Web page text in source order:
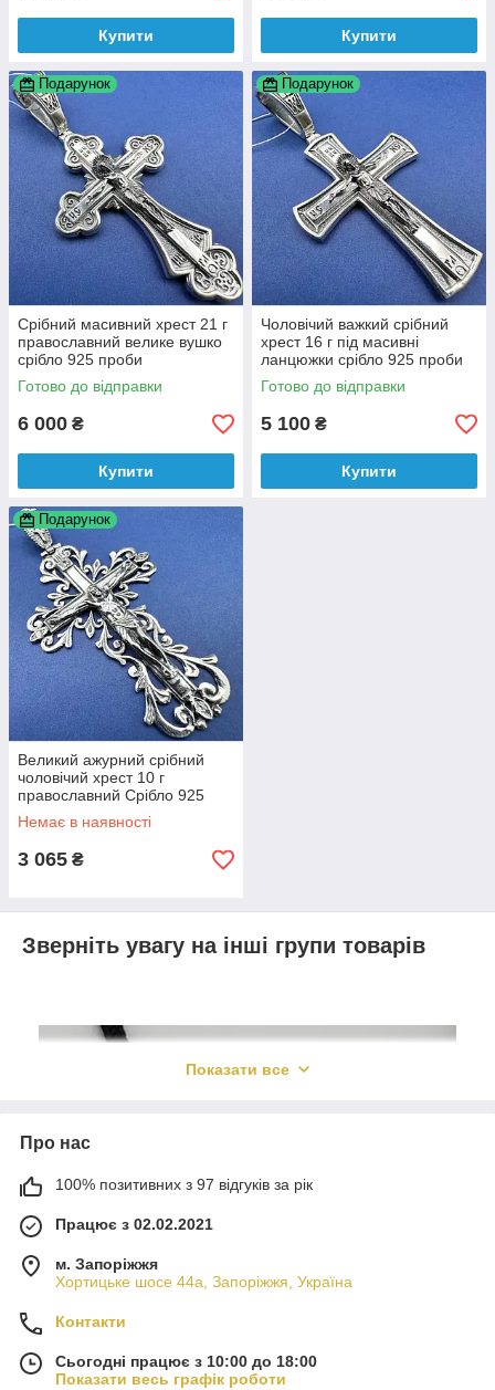
Купити Купити
Подарунок
Срібний масивний хрест 21 г
православний велике вушко
срібло 925 проби
Готово до відправки
6 000 ₴
Купити
Подарунок
Чоловічий важкий срібний
хрест 16 г під масивні
ланцюжки срібло 925 проби
Готово до відправки
5 100 ₴
Купити
Подарунок
Великий ажурний срібний
чоловічий хрест 10 г
православний Срібло 925
проби із чорнінням
Немає в наявності
3 065 ₴
Зверніть увагу на інші групи товарів
Показати все
Про нас
100% позитивних з 97 відгуків за рік
Працює з 02.02.2021
м. Запоріжжя
Хортицьке шосе 44а, Запоріжжя, Україна
Контакти
Сьогодні працює з 10:00 до 18:00
Показати весь графік роботи